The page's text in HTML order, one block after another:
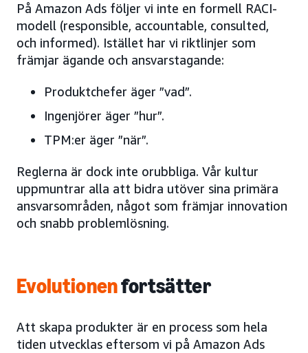
På Amazon Ads följer vi inte en formell RACI-
modell (responsible, accountable, consulted,
och informed). Istället har vi riktlinjer som
främjar ägande och ansvarstagande:
Produktchefer äger ”vad”.
Ingenjörer äger ”hur”.
TPM:er äger ”när”.
Reglerna är dock inte orubbliga. Vår kultur
uppmuntrar alla att bidra utöver sina primära
ansvarsområden, något som främjar innovation
och snabb problemlösning.
Evolutionenfortsätter
Att skapa produkter är en process som hela
tiden utvecklas eftersom vi på Amazon Ads